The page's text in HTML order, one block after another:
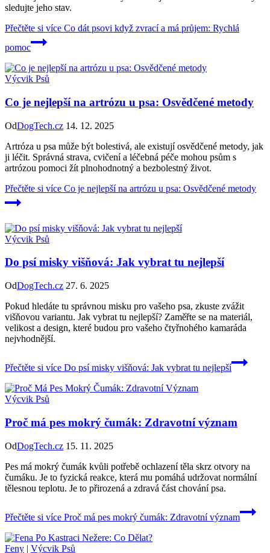
sledujte jeho stav.
Přečtěte si více Co dát psovi když zvrací a má průjem: Rychlá
pomoc
Výcvik Psů
Co je nejlepší na artrózu u psa: Osvědčené metody
OdDogTech.cz 14. 12. 2025
Artróza u psa může být bolestivá, ale existují osvědčené metody, jak
ji léčit. Správná strava, cvičení a léčebná péče mohou psům s
artrózou pomoci žít plnohodnotný a bezbolestný život.
Přečtěte si více Co je nejlepší na artrózu u psa: Osvědčené metody
Výcvik Psů
Do psí misky višňová: Jak vybrat tu nejlepší
OdDogTech.cz 27. 6. 2025
Pokud hledáte tu správnou misku pro vašeho psa, zkuste zvážit
višňovou variantu. Jak vybrat tu nejlepší? Zaměřte se na materiál,
velikost a design, které budou pro vašeho čtyřnohého kamaráda
nejvhodnější.
Přečtěte si více Do psí misky višňová: Jak vybrat tu nejlepší
Výcvik Psů
Proč má pes mokrý čumák: Zdravotní význam
OdDogTech.cz 15. 11. 2025
Pes má mokrý čumák kvůli potřebě ochlazení těla skrz otvory na
čumáku. Je to fyzická reakce, která mu pomáhá udržovat normální
tělesnou teplotu. Je to přirozená a zdravá část chování psa.
Přečtěte si více Proč má pes mokrý čumák: Zdravotní význam
Feny | Výcvik Psů